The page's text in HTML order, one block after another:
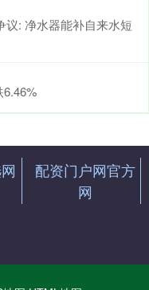
议: 净水器能补自来水短
配资门户网官方
网